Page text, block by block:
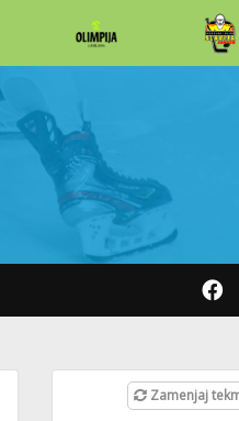
Zamenjaj